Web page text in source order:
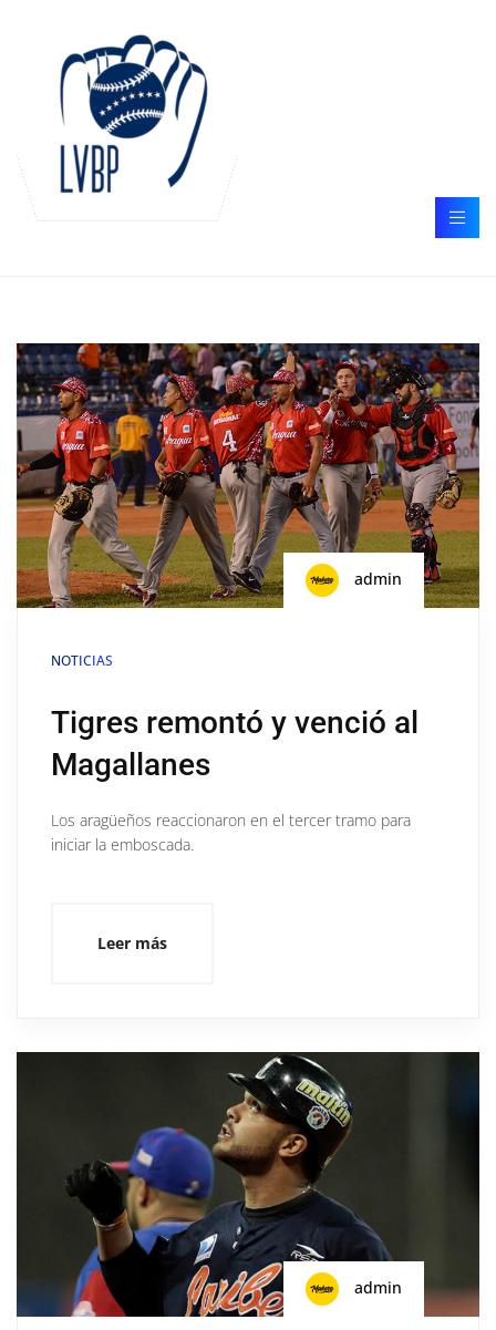
admin
NOTICIAS
Tigres remontó y venció al
Magallanes
Los aragüeños reaccionaron en el tercer tramo para
iniciar la emboscada.
Leer más
admin